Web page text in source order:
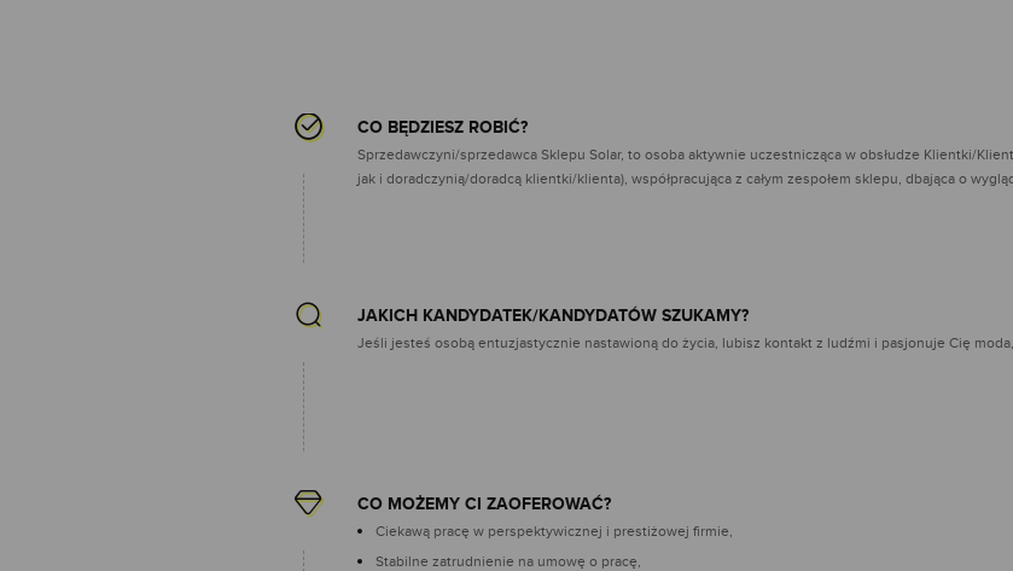
CO BĘDZIESZ ROBIĆ?
Sprzedawczyni/sprzedawca Sklepu Solar, to osoba aktywnie uczestnicząca w obsłudze Klientki/
jak i doradczynią/doradcą klientki/klienta), współpracująca z całym zespołem sklepu, dbająca o
JAKICH KANDYDATEK/KANDYDATÓW SZUKAMY?
Jeśli jesteś osobą entuzjastycznie nastawioną do życia, lubisz kontakt z ludźmi i pasjonuje Cię moda,
CO MOŻEMY CI ZAOFEROWAĆ?
Ciekawą pracę w perspektywicznej i prestiżowej firmie,
Stabilne zatrudnienie na umowę o pracę,